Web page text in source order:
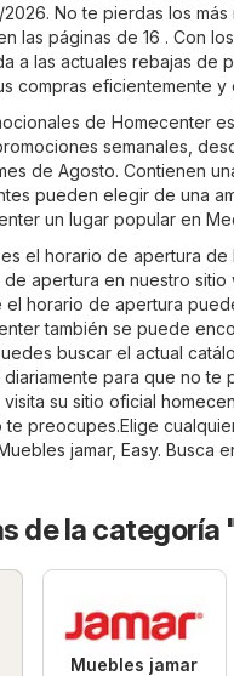
No te pierdas los
las páginas de 16 . Con
a las actuales rebajas
compras eficientemente y
de Homecenter
semanales,
de Agosto. Contienen
pueden elegir de una
un lugar popular en
el horario de apertura
apertura en nuestro
horario de apertura
también se puede
buscar el actual
para que no te
su sitio oficial
te preocupes.Elige
jamar, Easy. Busca
de la categoría
Muebles jamar